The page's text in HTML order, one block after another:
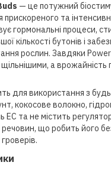
— це потужний
та
гормональні процеси,
кількості бутонів і
рослин. Завдяки
а врожайність
для використання з
кокосове волокно,
EC та не містить
що робить його